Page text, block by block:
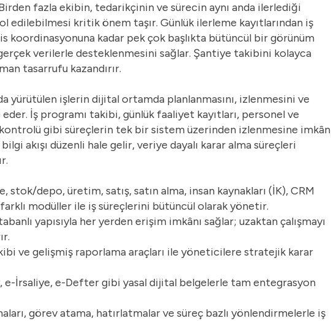
fazla ekibin, tedarikçinin ve sürecin aynı anda ilerlediği
kritik önem taşır. Günlük ilerleme kayıtlarından iş
koordinasyonuna kadar pek çok başlıkta bütüncül bir görünüm
verilerle desteklenmesini sağlar. Şantiye takibini kolayca
tasarrufu kazandırır.
yürütülen işlerin dijital ortamda planlanmasını, izlenmesini ve
İş programı takibi, günlük faaliyet kayıtları, personel ve
gibi süreçlerin tek bir sistem üzerinden izlenmesine imkân
akışı düzenli hale gelir, veriye dayalı karar alma süreçleri
stok/depo, üretim, satış, satın alma, insan kaynakları (İK), CRM
modüller ile iş süreçlerini bütüncül olarak yönetir.
yapısıyla her yerden erişim imkânı sağlar; uzaktan çalışmayı
ve gelişmiş raporlama araçları ile yöneticilere stratejik karar
e-İrsaliye, e-Defter gibi yasal dijital belgelerle tam entegrasyon
görev atama, hatırlatmalar ve süreç bazlı yönlendirmelerle iş